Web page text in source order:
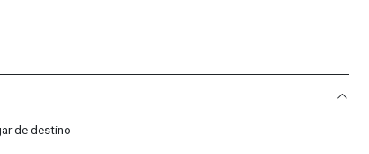
maximizado la comodidad también añade platilla
igualmente posee Logo en relieve en el costado
de destino